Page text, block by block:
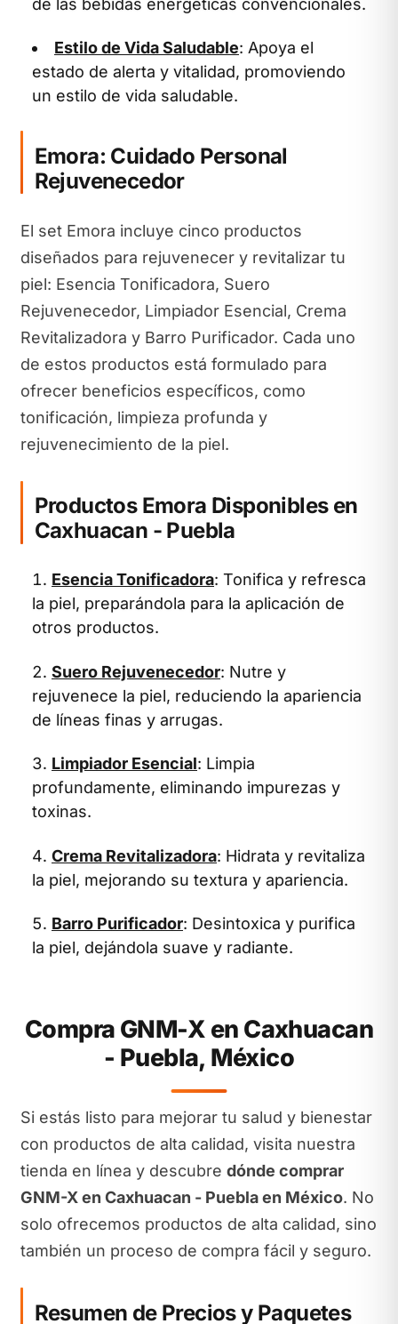
Estilo de Vida Saludable: Apoya el
estado de alerta y vitalidad, promoviendo
un estilo de vida saludable.
Emora: Cuidado Personal
Rejuvenecedor
El set Emora incluye cinco productos
diseñados para rejuvenecer y revitalizar tu
piel: Esencia Tonificadora, Suero
Rejuvenecedor, Limpiador Esencial, Crema
Revitalizadora y Barro Purificador. Cada uno
de estos productos está formulado para
ofrecer beneficios específicos, como
tonificación, limpieza profunda y
rejuvenecimiento de la piel.
Productos Emora Disponibles en
Caxhuacan - Puebla
Esencia Tonificadora: Tonifica y refresca
la piel, preparándola para la aplicación de
otros productos.
Suero Rejuvenecedor: Nutre y
rejuvenece la piel, reduciendo la apariencia
de líneas finas y arrugas.
Limpiador Esencial: Limpia
profundamente, eliminando impurezas y
toxinas.
Crema Revitalizadora: Hidrata y revitaliza
la piel, mejorando su textura y apariencia.
Barro Purificador: Desintoxica y purifica
la piel, dejándola suave y radiante.
Compra GNM-X en Caxhuacan
- Puebla, México
Si estás listo para mejorar tu salud y bienestar
con productos de alta calidad, visita nuestra
tienda en línea y descubre dónde comprar
GNM-X en Caxhuacan - Puebla en México. No
solo ofrecemos productos de alta calidad, sino
también un proceso de compra fácil y seguro.
Resumen de Precios y Paquetes